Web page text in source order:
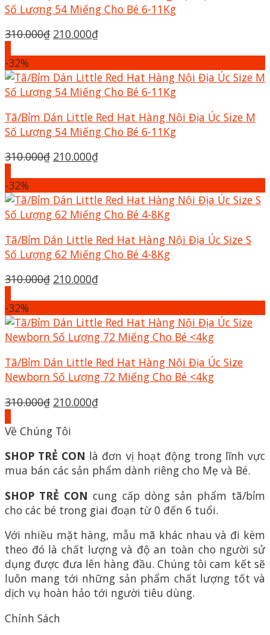
Số Lượng 54 Miếng Cho Bé 6-11Kg
310.000₫ Giá
310.000₫.
210.000₫Giá
là:
210.000₫.
-32%
Tã/Bỉm Dán Little Red Hat Hàng Nội Địa Úc Size M
Số Lượng 54 Miếng Cho Bé 6-11Kg
310.000₫ Giá
310.000₫.
210.000₫Giá
là:
210.000₫.
-32%
Tã/Bỉm Dán Little Red Hat Hàng Nội Địa Úc Size S
Số Lượng 62 Miếng Cho Bé 4-8Kg
310.000₫ Giá
310.000₫.
210.000₫Giá
là:
210.000₫.
-32%
Tã/Bỉm Dán Little Red Hat Hàng Nội Địa Úc Size
Newborn Số Lượng 72 Miếng Cho Bé <4kg
310.000₫ Giá
là:
210.000₫Giá
210.000₫.
Về Chúng Tôi
SHOP TRẺ CON là đơn vị hoạt động trong lĩnh vực
mua bán các sản phẩm dành riêng cho Mẹ và Bé.
SHOP TRẺ CON cung cấp dòng sản phẩm tã/bỉm
cho các bé trong giai đoạn từ 0 đến 6 tuổi.
Với nhiều mặt hàng, mẫu mã khác nhau và đi kèm
theo đó là chất lượng và độ an toàn cho người sử
dụng được đưa lên hàng đầu. Chúng tôi cam kết sẽ
luôn mang tới những sản phẩm chất lượng tốt và
dịch vụ hoàn hảo tới người tiêu dùng.
Chính Sách